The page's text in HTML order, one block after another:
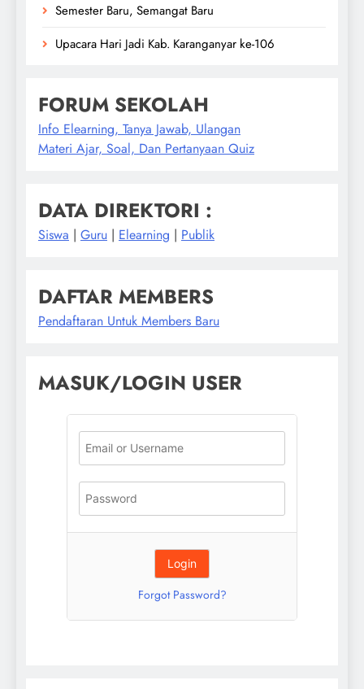
Semester Baru, Semangat Baru
Upacara Hari Jadi Kab. Karanganyar ke-106
FORUM SEKOLAH
Info Elearning, Tanya Jawab, Ulangan
Materi Ajar, Soal, Dan Pertanyaan Quiz
DATA DIREKTORI :
Siswa | Guru | Elearning | Publik
DAFTAR MEMBERS
Pendaftaran Untuk Members Baru
MASUK/LOGIN USER
Forgot Password?